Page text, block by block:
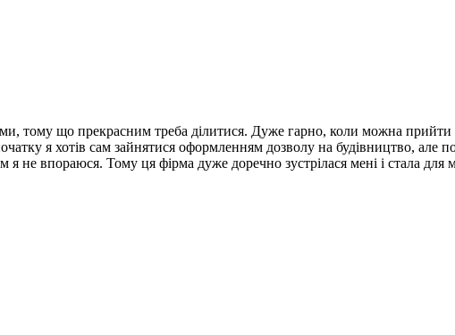
тому що прекрасним треба ділитися. Дуже гарно, коли можна прийти
я хотів сам зайнятися оформленням дозволу на будівництво, але
я не впораюся. Тому ця фірма дуже доречно зустрілася мені і стала для